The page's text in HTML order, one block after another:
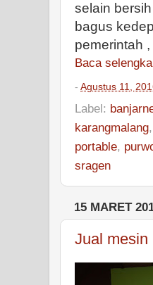
selain
bagus
pemerintah
Baca
- Agustus 11,
Label:
karangmalang,
portable,
sragen
15 MARET
Jual mesin